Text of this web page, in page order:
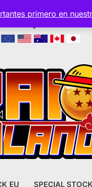
primero en
EU SPECIAL